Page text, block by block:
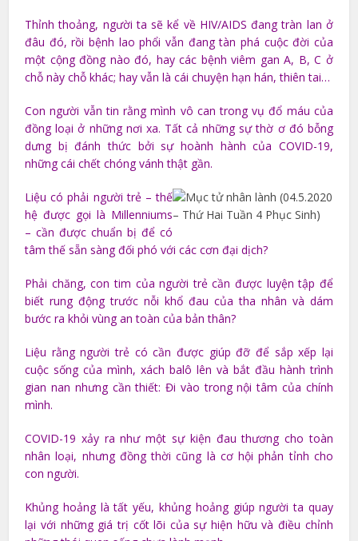
Thỉnh thoảng, người ta sẽ kể về HIV/AIDS đang tràn lan ở
đâu đó, rồi bệnh lao phổi vẫn đang tàn phá cuộc đời của
một cộng đồng nào đó, hay các bệnh viêm gan A, B, C ở
chỗ này chỗ khác; hay vẫn là cái chuyện hạn hán, thiên tai…
Con người vẫn tin rằng mình vô can trong vụ đổ máu của
đồng loại ở những nơi xa. Tất cả những sự thờ ơ đó bỗng
dưng bị đánh thức bởi sự hoành hành của COVID-19,
những cái chết chóng vánh thật gần.
Liệu có phải người trẻ – thế
hệ được gọi là Millenniums
– cần được chuẩn bị để có
tâm thế sẵn sàng đối phó với các cơn đại dịch?
Phải chăng, con tim của người trẻ cần được luyện tập để
biết rung động trước nỗi khổ đau của tha nhân và dám
bước ra khỏi vùng an toàn của bản thân?
Liệu rằng người trẻ có cần được giúp đỡ để sắp xếp lại
cuộc sống của mình, xách balô lên và bắt đầu hành trình
gian nan nhưng cần thiết: Đi vào trong nội tâm của chính
mình.
COVID-19 xảy ra như một sự kiện đau thương cho toàn
nhân loại, nhưng đồng thời cũng là cơ hội phản tỉnh cho
con người.
Khủng hoảng là tất yếu, khủng hoảng giúp người ta quay
lại với những giá trị cốt lõi của sự hiện hữu và điều chỉnh